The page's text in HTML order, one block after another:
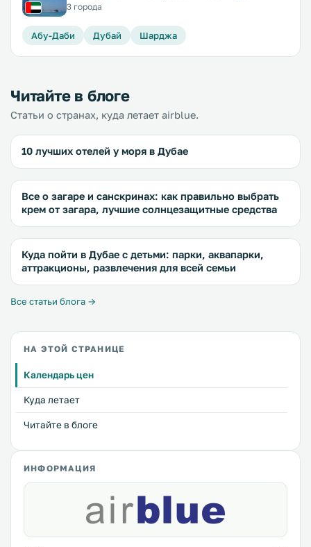
3 города
Абу-Даби Дубай Шарджа
Читайте в блоге
Статьи о странах, куда летает airblue.
10 лучших отелей у моря в Дубае
Все о загаре и санскринах: как правильно выбрать
крем от загара, лучшие солнцезащитные средства
Куда пойти в Дубае с детьми: парки, аквапарки,
аттракционы, развлечения для всей семьи
Все статьи блога →
НА ЭТОЙ СТРАНИЦЕ
Календарь цен
Куда летает
Читайте в блоге
ИНФОРМАЦИЯ